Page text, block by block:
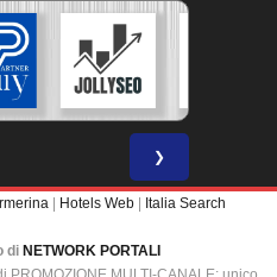
❯
Hotels Web Italia Search
di NETWORK PORTALI